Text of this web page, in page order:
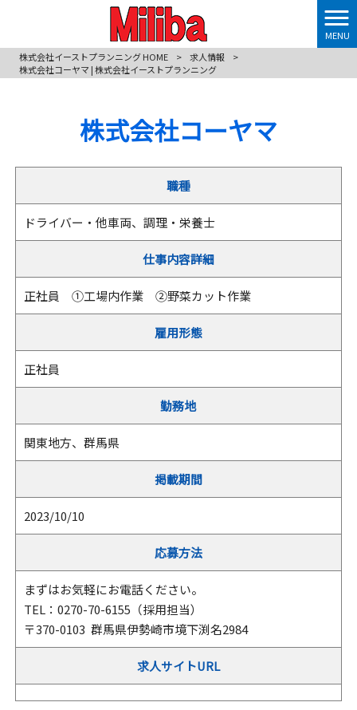
MENU
株式会社イーストプランニング HOME
> 求人情報
>
株式会社コーヤマ | 株式会社イーストプランニング
株式会社コーヤマ
職種
ドライバー・他車両、調理・栄養士
仕事内容詳細
正社員 ①工場内作業 ②野菜カット作業
雇用形態
正社員
勤務地
関東地方、群馬県
掲載期間
2023/10/10
応募方法
まずはお気軽にお電話ください。
TEL：0270-70-6155（採用担当）
〒370-0103 群馬県伊勢崎市境下渕名2984
求人サイトURL